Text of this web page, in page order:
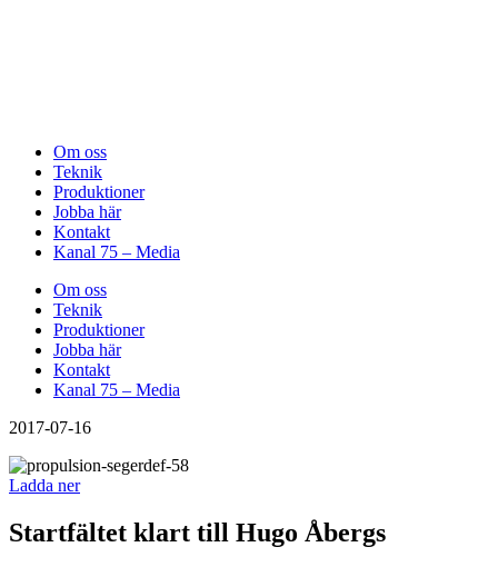
Om oss
Teknik
Produktioner
Jobba här
Kontakt
Kanal 75 – Media
Om oss
Teknik
Produktioner
Jobba här
Kontakt
Kanal 75 – Media
2017-07-16
Ladda ner
Startfältet klart till Hugo Åbergs